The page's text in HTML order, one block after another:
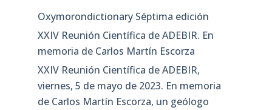
Oxymorondictionary Séptima edición
XXIV Reunión Científica de ADEBIR. En
memoria de Carlos Martín Escorza
XXIV Reunión Científica de ADEBIR,
viernes, 5 de mayo de 2023. En memoria
de Carlos Martín Escorza, un geólogo